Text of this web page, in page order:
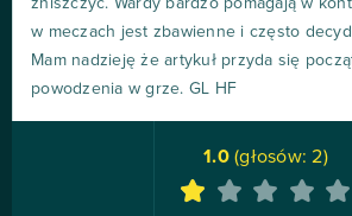
zniszczyć. Wardy bardzo pomagają w
w meczach jest zbawienne i często
Mam nadzieję że artykuł przyda się
powodzenia w grze. GL HF
1.0(głosów: 2)